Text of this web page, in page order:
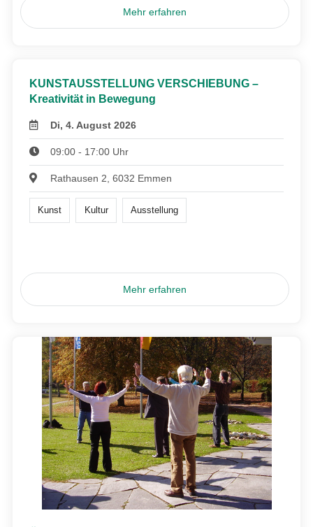
Mehr erfahren
KUNSTAUSSTELLUNG VERSCHIEBUNG –
Kreativität in Bewegung
Di, 4. August 2026
09:00 - 17:00 Uhr
Rathausen 2, 6032 Emmen
Kunst Kultur Ausstellung
Mehr erfahren